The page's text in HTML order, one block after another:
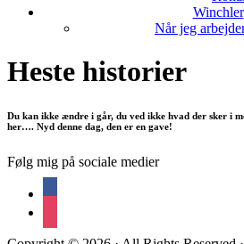
Winchler
Når jeg
Heste historier
Du kan ikke ændre i går, du ved ikke hvad der sker i
her…. Nyd denne dag, den er en gave!
Følg mig på sociale medier